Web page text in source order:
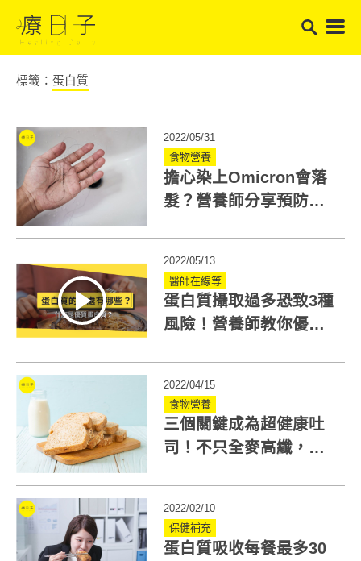
標籤： 蛋白質
2022/05/31
食物營養
擔心染上Omicron會落
髮？營養師分享預防掉
2022/05/13
醫師在線等
蛋白質攝取過多恐致3種
風險！營養師教你優質
2022/04/15
食物營養
三個關鍵成為超健康吐
司！不只全麥高纖，未
2022/02/10
保健補充
蛋白質吸收每餐最多30